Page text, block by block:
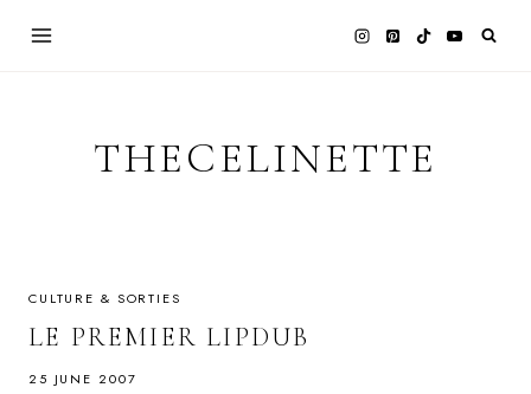
THECELINETTE
CULTURE & SORTIES
LE PREMIER LIPDUB
25 JUNE 2007